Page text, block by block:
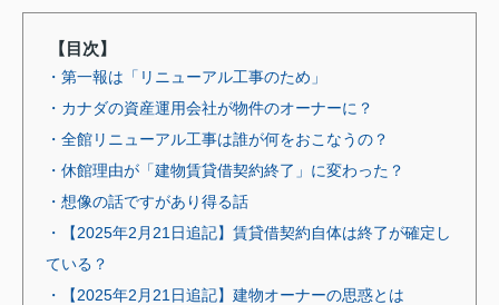
【目次】
・第一報は「リニューアル工事のため」
・カナダの資産運用会社が物件のオーナーに？
・全館リニューアル工事は誰が何をおこなうの？
・休館理由が「建物賃貸借契約終了」に変わった？
・想像の話ですがあり得る話
・【2025年2月21日追記】賃貸借契約自体は終了が確定し
ている？
・【2025年2月21日追記】建物オーナーの思惑とは